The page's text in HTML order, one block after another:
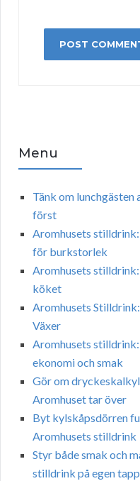
Menu
Tänk om
först
Aromhusets
för burkstorlek
Aromhusets
köket
Aromhusets
Växer
Aromhusets
ekonomi och smak
Gör om
Aromhuset tar över
Byt kylskåpsdörren
Aromhusets stilldrink
Styr både smak och
stilldrink på egen tapp